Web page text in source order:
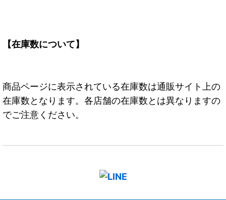
【在庫数について】
商品ページに表示されている在庫数は通販サイト上の
在庫数となります。各店舗の在庫数とは異なりますの
でご注意ください。